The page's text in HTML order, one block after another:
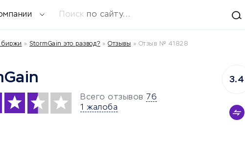
Поиск по сайту...
биржи » StormGain это развод? » Отзывы » Отзыв № 41828
Всего отзывов 76
1 жалоба
3.4